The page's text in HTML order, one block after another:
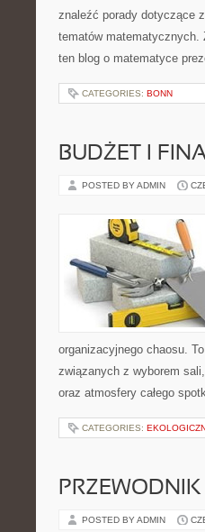
znaleźć porady dotyczące
tematów matematycznych.
ten blog o matematyce
CATEGORIES: BONN
BUDŻET I
POSTED BY ADMIN
organizacyjnego chaosu.
związanych z wyborem
oraz atmosfery całego
CATEGORIES:
POSTED BY ADMIN